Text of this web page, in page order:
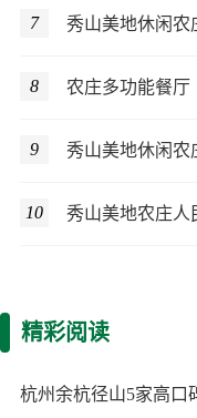
7 秀山美地休闲农
8 农庄多功能餐厅
9 秀山美地休闲农
10 秀山美地农庄人
精彩阅读
杭州余杭径山5家高口